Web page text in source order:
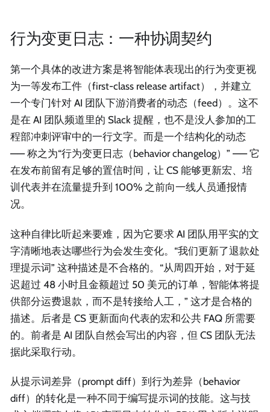
行为变更日志：一种协调契约
第一个具体的改进方案是将智能体表现出的行为变更视
为一等发布工件（first-class release artifact），并建立
一个专门针对 AI 团队下游消费者的动态（feed）。这不
是在 AI 团队频道里的 Slack 提醒，也不是没人参加的工
程部冲刺评审中的一行文字。而是一个结构化的动态
—— 称之为“行为变更日志（behavior changelog）” —— 它
在发布前留有足够的置信时间，让 CS 能够更新宏、培
训代表并在流量提升到 100% 之前向一线人员通报情
况。
这种自律比听起来要难，因为它要求 AI 团队用平实的文
字清晰地表达哪些行为会发生变化。“我们更新了退款处
理提示词” 这种描述是不合格的。“从周四开始，对于延
迟超过 48 小时且金额超过 50 美元的订单，智能体将提
供部分运费退款，而不是转接给人工，” 这才是合格的
描述。后者是 CS 更新面向代表的宏和公共 FAQ 所需要
的。前者是 AI 团队自然会写出的内容，但 CS 团队无法
据此采取行动。
从提示词差异（prompt diff）到行为差异（behavior
diff）的转化是一种不同于编写提示词的技能。这与技